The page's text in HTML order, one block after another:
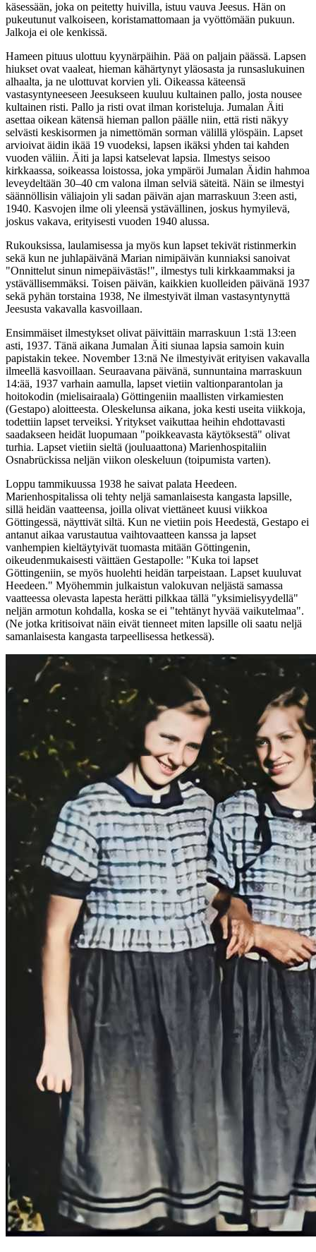
käsessään, joka on peitetty huivilla, istuu vauva Jeesus. Hän on
pukeutunut valkoiseen, koristamattomaan ja vyöttömään pukuun.
Jalkoja ei ole kenkissä.
Hameen pituus ulottuu kyynärpäihin. Pää on paljain päässä. Lapsen
hiukset ovat vaaleat, hieman kähärtynyt yläosasta ja runsaslukuinen
alhaalta, ja ne ulottuvat korvien yli. Oikeassa käteensä
vastasyntyneeseen Jeesukseen kuuluu kultainen pallo, josta nousee
kultainen risti. Pallo ja risti ovat ilman koristeluja. Jumalan Äiti
asettaa oikean kätensä hieman pallon päälle niin, että risti näkyy
selvästi keskisormen ja nimettömän sorman välillä ylöspäin. Lapset
arvioivat äidin ikää 19 vuodeksi, lapsen ikäksi yhden tai kahden
vuoden väliin. Äiti ja lapsi katselevat lapsia. Ilmestys seisoo
kirkkaassa, soikeassa loistossa, joka ympäröi Jumalan Äidin hahmoa
leveydeltään 30–40 cm valona ilman selviä säteitä. Näin se ilmestyi
säännöllisin väliajoin yli sadan päivän ajan marraskuun 3:een asti,
1940. Kasvojen ilme oli yleensä ystävällinen, joskus hymyilevä,
joskus vakava, erityisesti vuoden 1940 alussa.
Rukouksissa, laulamisessa ja myös kun lapset tekivät ristinmerkin
sekä kun ne juhlapäivänä Marian nimipäivän kunniaksi sanoivat
"Onnittelut sinun nimepäivästäs!", ilmestys tuli kirkkaammaksi ja
ystävällisemmäksi. Toisen päivän, kaikkien kuolleiden päivänä 1937
sekä pyhän torstaina 1938, Ne ilmestyivät ilman vastasyntynyttä
Jeesusta vakavalla kasvoillaan.
Ensimmäiset ilmestykset olivat päivittäin marraskuun 1:stä 13:een
asti, 1937. Tänä aikana Jumalan Äiti siunaa lapsia samoin kuin
papistakin tekee. November 13:nä Ne ilmestyivät erityisen vakavalla
ilmeellä kasvoillaan. Seuraavana päivänä, sunnuntaina marraskuun
14:ää, 1937 varhain aamulla, lapset vietiin valtionparantolan ja
hoitokodin (mielisairaala) Göttingeniin maallisten virkamiesten
(Gestapo) aloitteesta. Oleskelunsa aikana, joka kesti useita viikkoja,
todettiin lapset terveiksi. Yritykset vaikuttaa heihin ehdottavasti
saadakseen heidät luopumaan "poikkeavasta käytöksestä" olivat
turhia. Lapset vietiin sieltä (jouluaattona) Marienhospitaliin
Osnabrückissa neljän viikon oleskeluun (toipumista varten).
Loppu tammikuussa 1938 he saivat palata Heedeen.
Marienhospitalissa oli tehty neljä samanlaisesta kangasta lapsille,
sillä heidän vaatteensa, joilla olivat viettäneet kuusi viikkoa
Göttingessä, näyttivät siltä. Kun ne vietiin pois Heedestä, Gestapo ei
antanut aikaa varustautua vaihtovaatteen kanssa ja lapset
vanhempien kieltäytyivät tuomasta mitään Göttingenin,
oikeudenmukaisesti väittäen Gestapolle: "Kuka toi lapset
Göttingeniin, se myös huolehti heidän tarpeistaan. Lapset kuuluvat
Heedeen." Myöhemmin julkaistun valokuvan neljästä samassa
vaatteessa olevasta lapesta herätti pilkkaa tällä "yksimielisyydellä"
neljän armotun kohdalla, koska se ei "tehtänyt hyvää vaikutelmaa".
(Ne jotka kritisoivat näin eivät tienneet miten lapsille oli saatu neljä
samanlaisesta kangasta tarpeellisessa hetkessä).